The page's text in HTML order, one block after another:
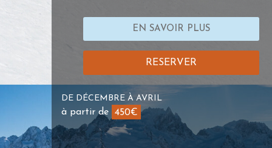
EN SAVOIR PLUS
RESERVER
DE DÉCEMBRE À AVRIL
à partir de 450€